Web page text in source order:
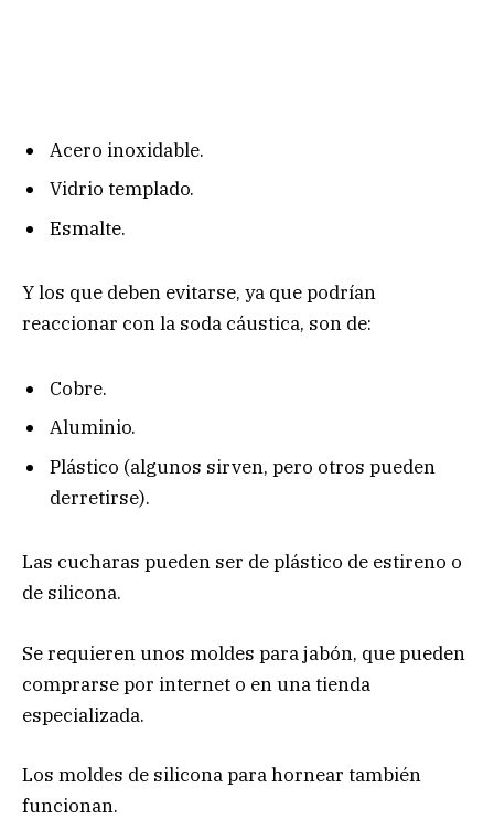
Acero inoxidable.
Vidrio templado.
Esmalte.
Y los que deben evitarse, ya que podrían
reaccionar con la soda cáustica, son de:
Cobre.
Aluminio.
Plástico (algunos sirven, pero otros pueden
derretirse).
Las cucharas pueden ser de plástico de estireno o
de silicona.
Se requieren unos moldes para jabón, que pueden
comprarse por internet o en una tienda
especializada.
Los moldes de silicona para hornear también
funcionan.